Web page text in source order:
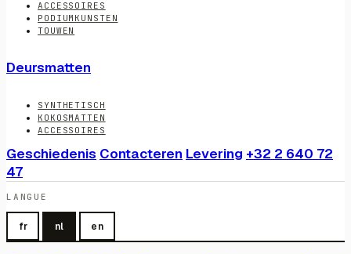
ACCESSOIRES
PODIUMKUNSTEN
TOUWEN
Deursmatten
SYNTHETISCH
KOKOSMATTEN
ACCESSOIRES
Geschiedenis Contacteren Levering +32 2 640 72
47
LANGUE
fr nl en